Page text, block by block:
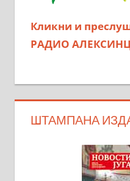
Кликни и
РАДИО
ШТАМПАНА